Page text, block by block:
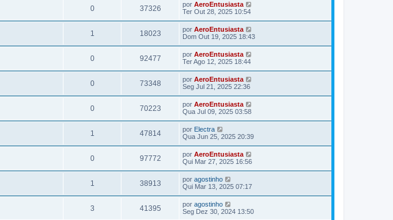
0 37326 por AeroEntusiasta
Ter Out 28, 2025 10:54
1 18023 por AeroEntusiasta
Dom Out 19, 2025 18:43
0 92477 por AeroEntusiasta
Ter Ago 12, 2025 18:44
0 73348 por AeroEntusiasta
Seg Jul 21, 2025 22:36
0 70223 por AeroEntusiasta
Qua Jul 09, 2025 03:58
1 47814 por Electra
Qua Jun 25, 2025 20:39
0 97772 por AeroEntusiasta
Qui Mar 27, 2025 16:56
1 38913 por agostinho
Qui Mar 13, 2025 07:17
3 41395 por agostinho
Seg Dez 30, 2024 13:50